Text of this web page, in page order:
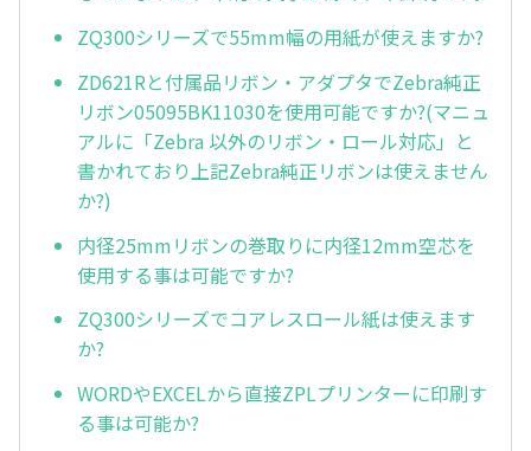
ZQ300シリーズで55mm幅の用紙が使えますか?
ZD621Rと付属品リボン・アダプタでZebra純正
リボン05095BK11030を使用可能ですか?(マニュ
アルに「Zebra 以外のリボン・ロール対応」と
書かれており上記Zebra純正リボンは使えません
か?)
内径25mmリボンの巻取りに内径12mm空芯を
使用する事は可能ですか?
ZQ300シリーズでコアレスロール紙は使えます
か?
WORDやEXCELから直接ZPLプリンターに印刷す
る事は可能か?